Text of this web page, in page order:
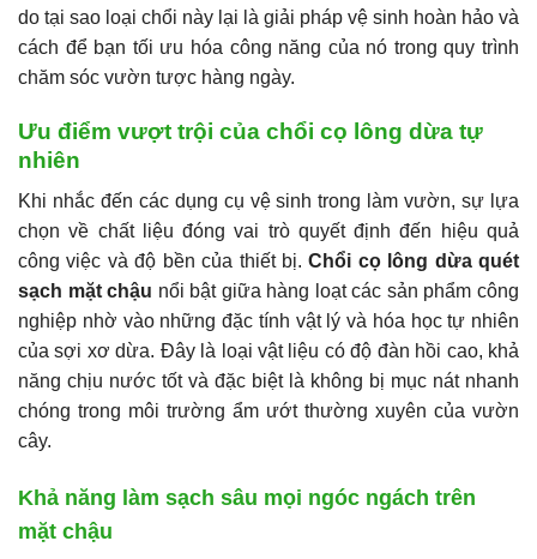
do tại sao loại chổi này lại là giải pháp vệ sinh hoàn hảo và
cách để bạn tối ưu hóa công năng của nó trong quy trình
chăm sóc vườn tược hàng ngày.
Ưu điểm vượt trội của chổi cọ lông dừa tự
nhiên
Khi nhắc đến các dụng cụ vệ sinh trong làm vườn, sự lựa
chọn về chất liệu đóng vai trò quyết định đến hiệu quả
công việc và độ bền của thiết bị.Chổi cọ lông dừa quét
sạch mặt chậu nổi bật giữa hàng loạt các sản phẩm công
nghiệp nhờ vào những đặc tính vật lý và hóa học tự nhiên
của sợi xơ dừa. Đây là loại vật liệu có độ đàn hồi cao, khả
năng chịu nước tốt và đặc biệt là không bị mục nát nhanh
chóng trong môi trường ẩm ướt thường xuyên của vườn
cây.
Khả năng làm sạch sâu mọi ngóc ngách trên
mặt chậu